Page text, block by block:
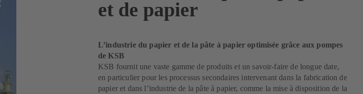
et de papier
L’industrie du papier et de la pâte à papier optimisée grâce aux pompes
de KSB
KSB fournit une vaste gamme de produits et un savoir-faire de longue date,
en particulier pour les processus secondaires intervenant dans la fabrication de
papier et dans l’industrie de la pâte à papier, comme la mise à disposition de la